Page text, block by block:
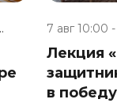
З... 7 авг 10:00
Лекция
в